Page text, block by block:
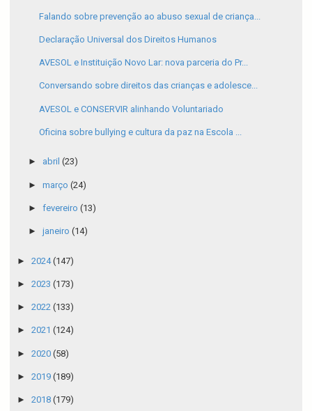
Falando sobre prevenção ao abuso sexual de criança...
Declaração Universal dos Direitos Humanos
AVESOL e Instituição Novo Lar: nova parceria do Pr...
Conversando sobre direitos das crianças e adolesce...
AVESOL e CONSERVIR alinhando Voluntariado
Oficina sobre bullying e cultura da paz na Escola ...
► abril (23)
► março (24)
► fevereiro (13)
► janeiro (14)
► 2024(147)
► 2023 (173)
► 2022 (133)
► 2021 (124)
► 2020 (58)
► 2019 (189)
► 2018 (179)